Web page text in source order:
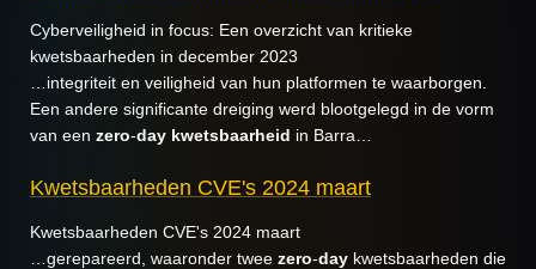
Cyberveiligheid in focus: Een overzicht van kritieke
kwetsbaarheden in december 2023
…integriteit en veiligheid van hun platformen te waarborgen.
Een andere significante dreiging werd blootgelegd in de vorm
van een zero-day kwetsbaarheid in Barra…
Kwetsbaarheden CVE's 2024 maart
Kwetsbaarheden CVE's 2024 maart
…gerepareerd, waaronder twee zero-day kwetsbaarheden die